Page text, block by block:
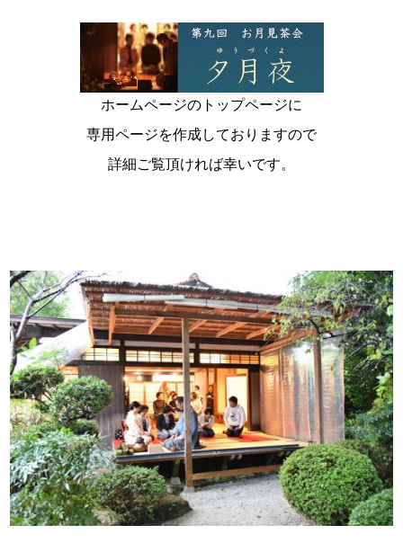
ホームページのトップページに
専用ページを作成しておりますので
詳細ご覧頂ければ幸いです。